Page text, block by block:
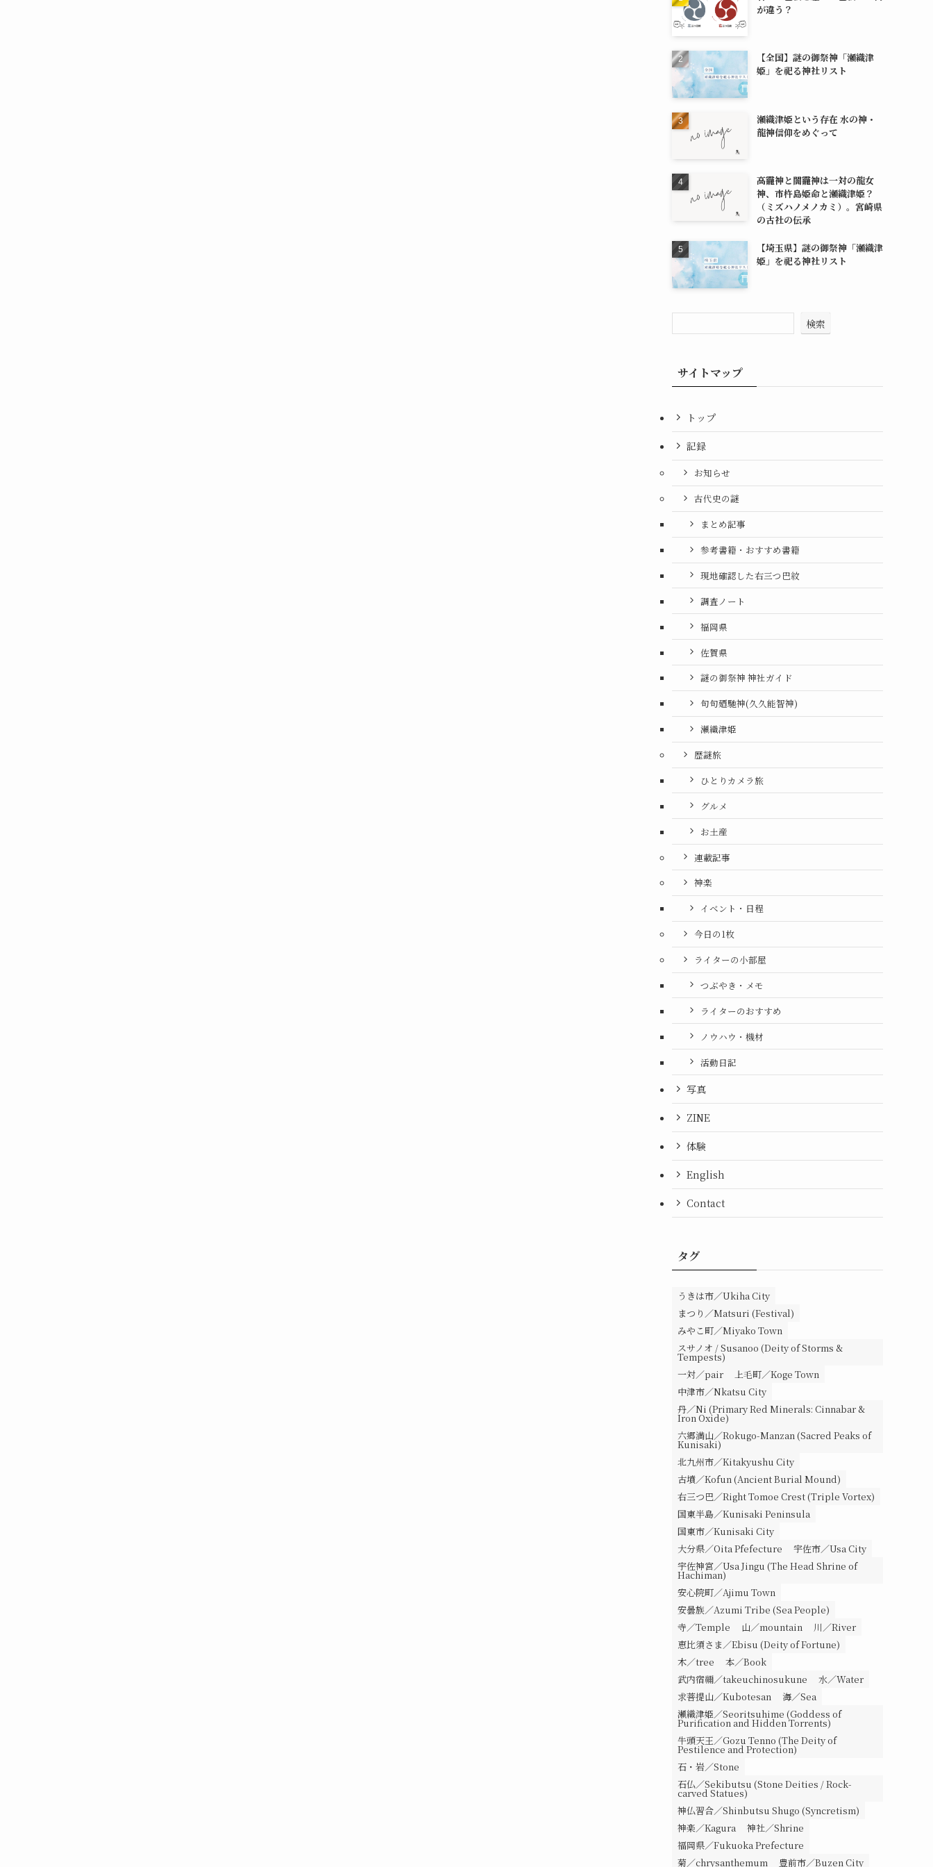
が違う？
【全国】謎の御祭神「瀬織津
姫」を祀る神社リスト
瀬織津姫という存在 水の神・
龍神信仰をめぐって
高龗神と闇龗神は一対の龍女
神、市杵島姫命と瀬織津姫？
（ミズハノメノカミ）。宮崎県
の古社の伝承
【埼玉県】謎の御祭神「瀬織津
姫」を祀る神社リスト
検索
サイトマップ
トップ
記録
お知らせ
古代史の謎
まとめ記事
参考書籍・おすすめ書籍
現地確認した右三つ巴紋
調査ノート
福岡県
佐賀県
謎の御祭神 神社ガイド
句句廼馳神(久久能智神)
瀬織津姫
歴謎旅
ひとりカメラ旅
グルメ
お土産
連載記事
神楽
イベント・日程
今日の1枚
ライターの小部屋
つぶやき・メモ
ライターのおすすめ
ノウハウ・機材
活動日記
写真
ZINE
体験
English
Contact
タグ
うきは市／Ukiha City
まつり／Matsuri (Festival)
みやこ町／Miyako Town
スサノオ / Susanoo (Deity of Storms &
Tempests)
一対／pair
上毛町／Koge Town
中津市／Nkatsu City
丹／Ni (Primary Red Minerals: Cinnabar &
Iron Oxide)
六郷満山／Rokugo-Manzan (Sacred Peaks of
Kunisaki)
北九州市／Kitakyushu City
古墳／Kofun (Ancient Burial Mound)
右三つ巴／Right Tomoe Crest (Triple Vortex)
国東半島／Kunisaki Peninsula
国東市／Kunisaki City
大分県／Oita Pfefecture
宇佐市／Usa City
宇佐神宮／Usa Jingu (The Head Shrine of
Hachiman)
安心院町／Ajimu Town
安曇族／Azumi Tribe (Sea People)
寺／Temple
山／mountain
川／River
恵比須さま／Ebisu (Deity of Fortune)
木／tree
本／Book
武内宿禰／takeuchinosukune
水／Water
求菩提山／Kubotesan
海／Sea
瀬織津姫／Seoritsuhime (Goddess of
Purification and Hidden Torrents)
牛頭天王／Gozu Tenno (The Deity of
Pestilence and Protection)
石・岩／Stone
石仏／Sekibutsu (Stone Deities / Rock-
carved Statues)
神仏習合／Shinbutsu Shugo (Syncretism)
神楽／Kagura
神社／Shrine
福岡県／Fukuoka Prefecture
菊／chrysanthemum
豊前市／Buzen City